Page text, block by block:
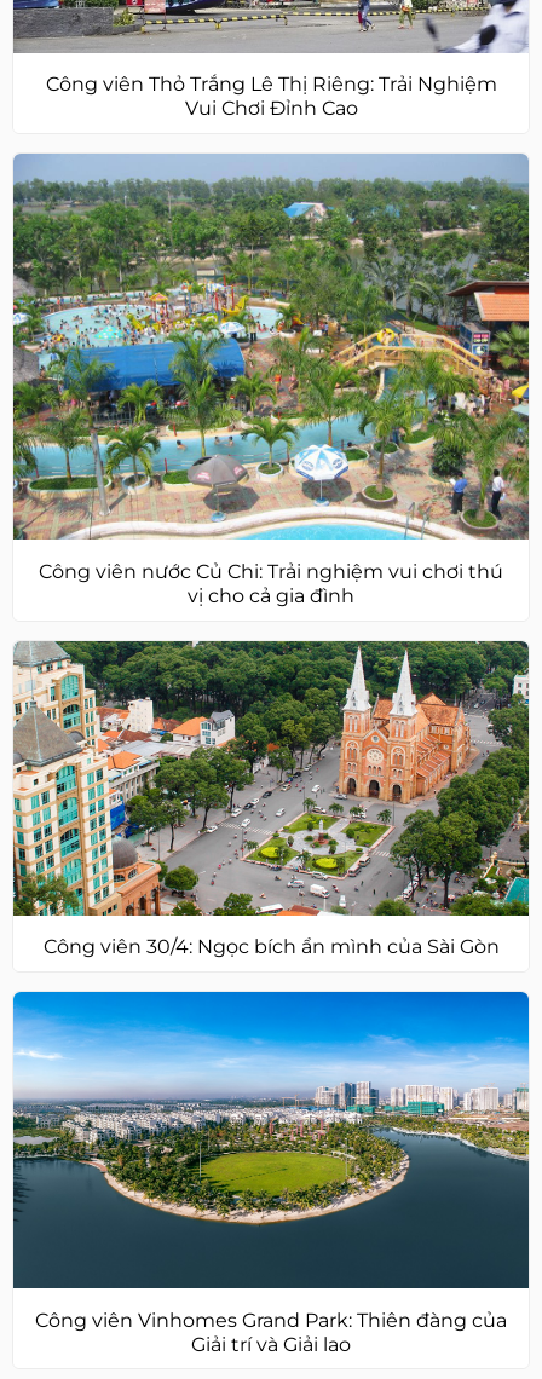
Công viên Thỏ Trắng Lê Thị Riêng: Trải Nghiệm
Vui Chơi Đỉnh Cao
Công viên nước Củ Chi: Trải nghiệm vui chơi thú
vị cho cả gia đình
Công viên 30/4: Ngọc bích ẩn mình của Sài Gòn
Công viên Vinhomes Grand Park: Thiên đàng của
Giải trí và Giải lao